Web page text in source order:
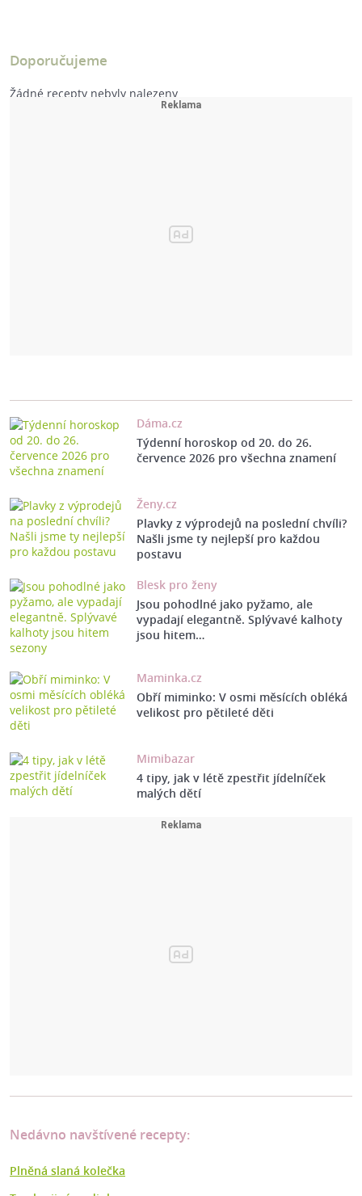
Doporučujeme
Žádné recepty nebyly nalezeny
Dáma.cz
Týdenní horoskop od 20. do 26.
července 2026 pro všechna znamení
Ženy.cz
Plavky z výprodejů na poslední chvíli?
Našli jsme ty nejlepší pro každou
postavu
Blesk pro ženy
Jsou pohodlné jako pyžamo, ale
vypadají elegantně. Splývavé kalhoty
jsou hitem…
Maminka.cz
Obří miminko: V osmi měsících obléká
velikost pro pětileté děti
Mimibazar
4 tipy, jak v létě zpestřit jídelníček
malých dětí
Nedávno navštívené recepty:
Plněná slaná kolečka